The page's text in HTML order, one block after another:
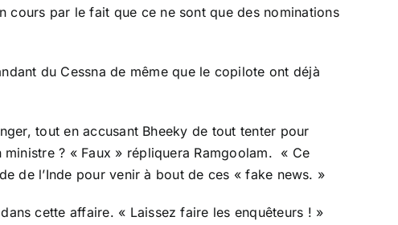
cours par le fait que ce ne sont que des nominations
du Cessna de même que le copilote ont déjà
tout en accusant Bheeky de tout tenter pour
? « Faux » répliquera Ramgoolam. « Ce
de l’Inde pour venir à bout de ces « fake news. »
cette affaire. « Laissez faire les enquêteurs ! »